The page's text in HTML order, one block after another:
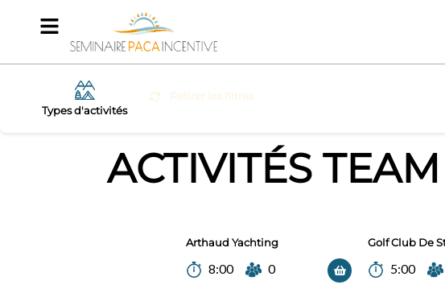
Types d'activités
Retirer les filtres
ACTIVITÉS
Arthaud Yachting
8:00 0
Golf Club De
5:00